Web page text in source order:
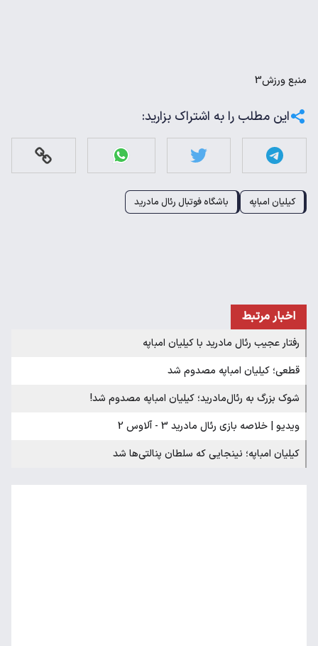
منبعورزش3
این مطلب را به اشتراک بزارید:
کیلیان امباپه باشگاه فوتبال رئال مادرید
اخبار مرتبط
رفتار عجیب رئال مادرید با کیلیان امباپه
قطعی؛ کیلیان امباپه مصدوم شد
شوک بزرگ به رئال‌مادرید؛ کیلیان امباپه مصدوم شد!
ویدیو | خلاصه بازی رئال مادرید 3 - آلاوس 2
کیلیان امباپه؛ نینجایی که سلطان پنالتی‌ها شد